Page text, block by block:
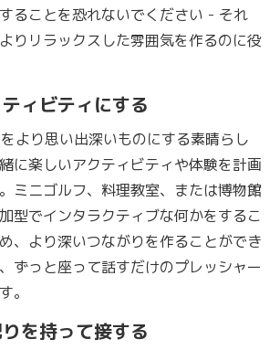
ることを恐れないでください - それ
りリラックスした雰囲気を作るのに役
ィビティにする
より思い出深いものにする素晴らし
に楽しいアクティビティや体験を計画
ミニゴルフ、料理教室、または博物館
型でインタラクティブな何かをするこ
、より深いつながりを作ることができ
ずっと座って話すだけのプレッシャー
。
を持って接する